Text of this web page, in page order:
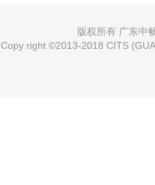
版权所有 广东中
Copy right ©2013-2018 CITS